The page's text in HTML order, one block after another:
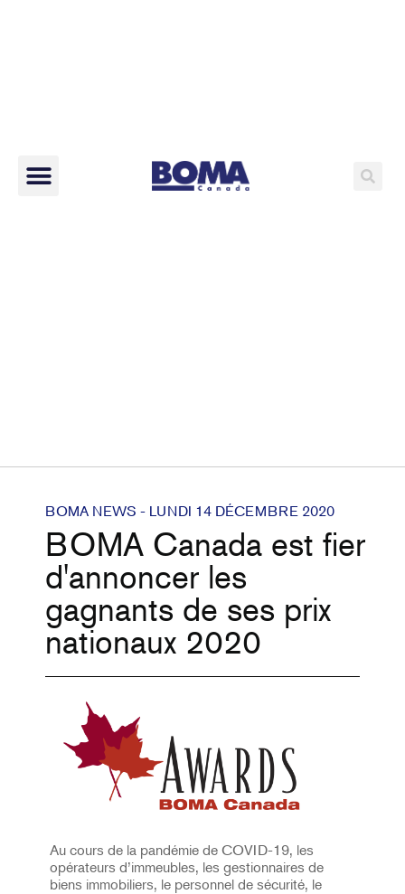
BOMA NEWS - LUNDI 14 DÉCEMBRE 2020
BOMA Canada est fier
d'annoncer les
gagnants de ses prix
nationaux 2020
Au cours de la pandémie de COVID-19, les
opérateurs d’immeubles, les gestionnaires de
biens immobiliers, le personnel de sécurité, le